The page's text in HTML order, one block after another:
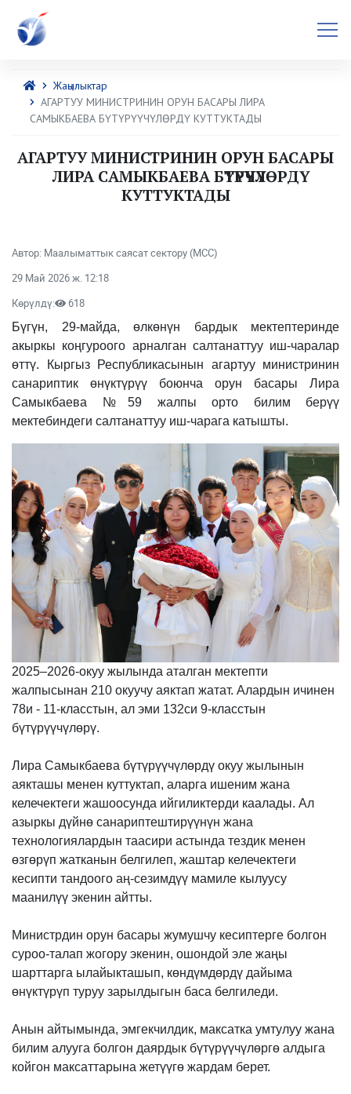
Жаңылыктар
АГАРТУУ МИНИСТРИНИН ОРУН БАСАРЫ ЛИРА
САМЫКБАЕВА БҮТҮРҮҮЧҮЛӨРДҮ КУТТУКТАДЫ
АГАРТУУ МИНИСТРИНИН ОРУН БАСАРЫ
ЛИРА САМЫКБАЕВА БҮТҮРҮҮЧҮЛӨРДҮ
КУТТУКТАДЫ
Автор: Маалыматтык саясат сектору (МСС)
29 Май 2026 ж. 12:18
Көрүлдү:
618
Бүгүн, 29-майда, өлкөнүн бардык мектептеринде
акыркы коңгуроого арналган салтанаттуу иш-чаралар
өттү. Кыргыз Республикасынын агартуу министринин
санариптик өнүктүрүү боюнча орун басары Лира
Самыкбаева №59 жалпы орто билим берүү
мектебиндеги салтанаттуу иш-чарага катышты.
2025–2026-окуу жылында аталган мектепти
жалпысынан 210 окуучу аяктап жатат. Алардын ичинен
78и - 11-класстын, ал эми 132си 9-класстын
бүтүрүүчүлөрү.
Лира Самыкбаева бүтүрүүчүлөрдү окуу жылынын
аякташы менен куттуктап, аларга ишеним жана
келечектеги жашоосунда ийгиликтерди каалады. Ал
азыркы дүйнө санариптештирүүнүн жана
технологиялардын таасири астында тездик менен
өзгөрүп жатканын белгилеп, жаштар келечектеги
кесипти тандоого аң-сезимдүү мамиле кылуусу
маанилүү экенин айтты.
Министрдин орун басары жумушчу кесиптерге болгон
суроо-талап жогору экенин, ошондой эле жаңы
шарттарга ылайыкташып, көндүмдөрдү дайыма
өнүктүрүп туруу зарылдыгын баса белгиледи.
Анын айтымында, эмгекчилдик, максатка умтулуу жана
билим алууга болгон даярдык бүтүрүүчүлөргө алдыга
койгон максаттарына жетүүгө жардам берет.